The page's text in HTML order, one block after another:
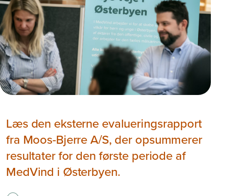
Læs den eksterne evalueringsrapport
fra Moos-Bjerre A/S, der opsummerer
resultater for den første periode af
MedVind i Østerbyen.